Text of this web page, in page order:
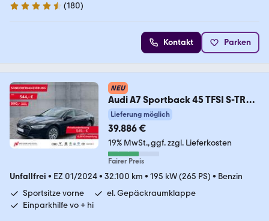
4.3 Sterne
(180)
Kontakt Parken
NEU
Audi A7 Sportback 45 TFSI S-TR
LED+NAVI+RFK+GRA+DAB
Lieferung möglich
39.886 €
19% MwSt. ggf. zzgl. Lieferkosten
Fairer Preis
Unfallfrei • EZ 01/2024• 32.100 km • 195 kW (265 PS) • Benzin
Sportsitze vorne
el. Gepäckraumklappe
Einparkhilfe vo + hi